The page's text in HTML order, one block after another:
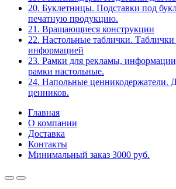
20. Буклетницы. Подставки под
печатную продукцию.
21. Вращающиеся конструкции
22. Настольные таблички.
информацией
23. Рамки для рекламы,
рамки настольные.
24. Напольные ценникодержатели.
ценников.
Главная
О компании
Доставка
Контакты
Минимальный заказ 3000 руб.